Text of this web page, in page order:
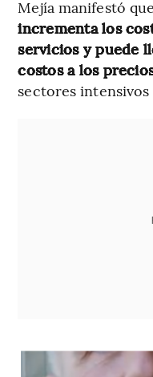
Mejía manifestó que
incrementa los
servicios y puede
costos a los
sectores